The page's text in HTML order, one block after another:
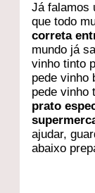
Já falamos
que todo
correta
mundo já
vinho tinto
pede vinho
pede vinho
prato
ajudar,
abaixo